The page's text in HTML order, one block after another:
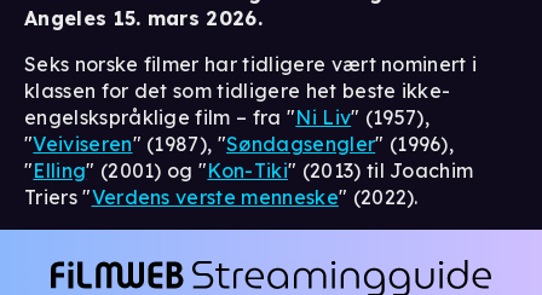
Angeles 15. mars 2026.
Seks norske filmer har tidligere vært nominert i
klassen for det som tidligere het beste ikke-
engelskspråklige film – fra "Ni Liv" (1957),
"Veiviseren" (1987), "Søndagsengler" (1996),
"Elling" (2001) og "Kon-Tiki" (2013) til Joachim
Triers "Verdens verste menneske" (2022).